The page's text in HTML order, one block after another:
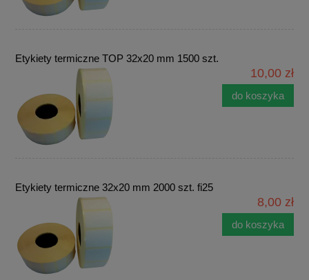
Etykiety termiczne TOP 32x20 mm 1500 szt.
10,00 zł
do koszyka
Etykiety termiczne 32x20 mm 2000 szt. fi25
8,00 zł
do koszyka